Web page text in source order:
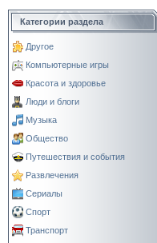
Категории раздела
Другое
Компьютерные игры
Красота и здоровье
Люди и блоги
Музыка
Общество
Путешествия и события
Развлечения
Сериалы
Спорт
Транспорт